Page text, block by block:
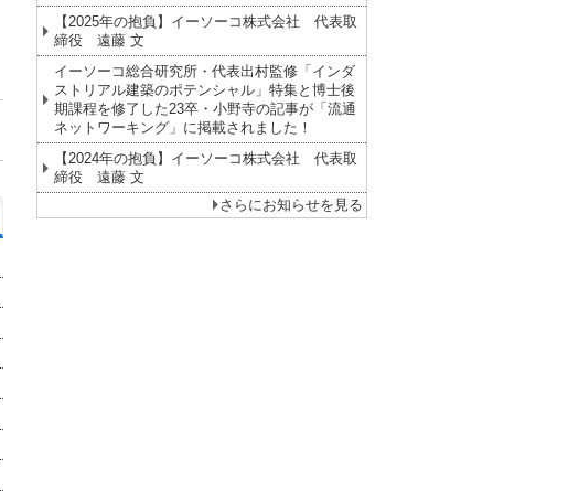
【2025年の抱負】イーソーコ株式会社 代表取
締役 遠藤 文
イーソーコ総合研究所・代表出村監修「インダ
ストリアル建築のポテンシャル」特集と博士後
期課程を修了した23卒・小野寺の記事が「流通
ネットワーキング」に掲載されました！
【2024年の抱負】イーソーコ株式会社 代表取
締役 遠藤 文
さらにお知らせを見る